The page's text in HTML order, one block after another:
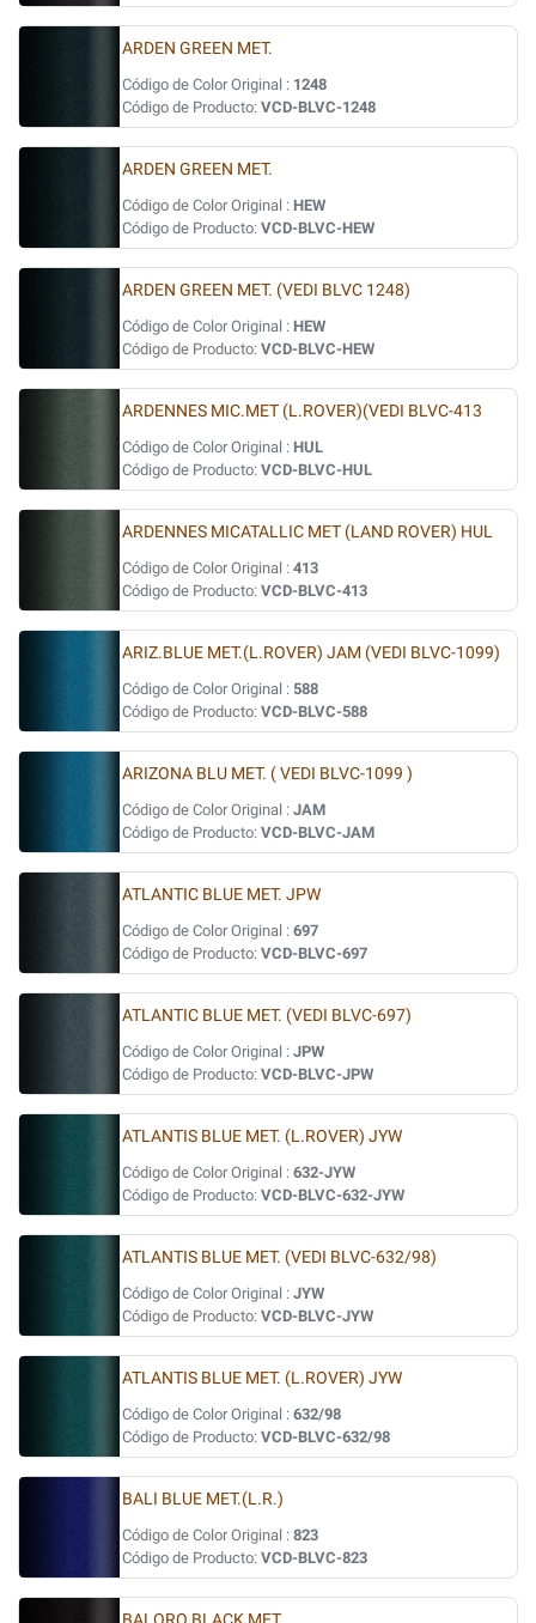
ARDEN GREEN MET.
Código de Color Original : 1248
Código de Producto: VCD-BLVC-1248
ARDEN GREEN MET.
Código de Color Original : HEW
Código de Producto: VCD-BLVC-HEW
ARDEN GREEN MET. (VEDI BLVC 1248)
Código de Color Original : HEW
Código de Producto: VCD-BLVC-HEW
ARDENNES MIC.MET (L.ROVER)(VEDI BLVC-413
Código de Color Original : HUL
Código de Producto: VCD-BLVC-HUL
ARDENNES MICATALLIC MET (LAND ROVER) HUL
Código de Color Original : 413
Código de Producto: VCD-BLVC-413
ARIZ.BLUE MET.(L.ROVER) JAM (VEDI BLVC-1099)
Código de Color Original : 588
Código de Producto: VCD-BLVC-588
ARIZONA BLU MET. ( VEDI BLVC-1099 )
Código de Color Original : JAM
Código de Producto: VCD-BLVC-JAM
ATLANTIC BLUE MET. JPW
Código de Color Original : 697
Código de Producto: VCD-BLVC-697
ATLANTIC BLUE MET. (VEDI BLVC-697)
Código de Color Original : JPW
Código de Producto: VCD-BLVC-JPW
ATLANTIS BLUE MET. (L.ROVER) JYW
Código de Color Original : 632-JYW
Código de Producto: VCD-BLVC-632-JYW
ATLANTIS BLUE MET. (VEDI BLVC-632/98)
Código de Color Original : JYW
Código de Producto: VCD-BLVC-JYW
ATLANTIS BLUE MET. (L.ROVER) JYW
Código de Color Original : 632/98
Código de Producto: VCD-BLVC-632/98
BALI BLUE MET.(L.R.)
Código de Color Original : 823
Código de Producto: VCD-BLVC-823